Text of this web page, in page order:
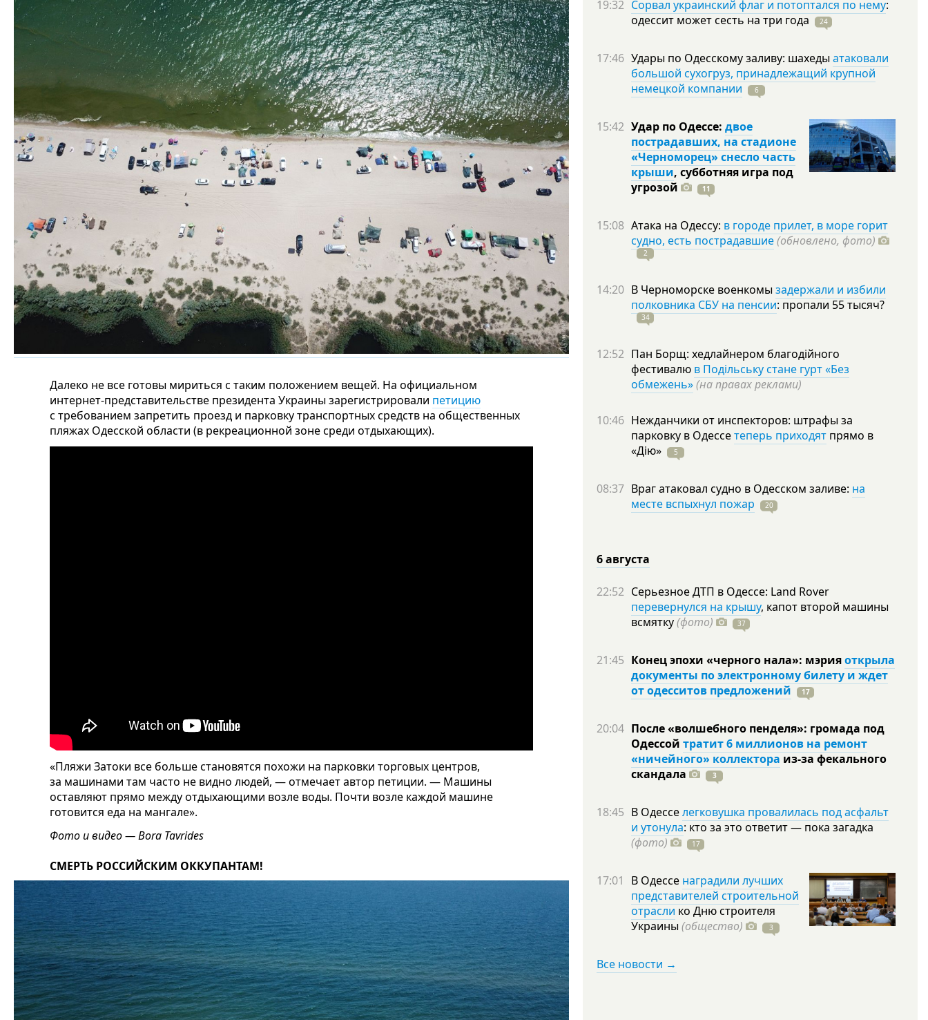
Далеко не все готовы мириться с таким положением вещей. На официальном
интернет-представительстве президента Украины зарегистрировали петицию
с требованием запретить проезд и парковку транспортных средств на общественных
пляжах Одесской области (в рекреационной зоне среди отдыхающих).
«Пляжи Затоки все больше становятся похожи на парковки торговых центров,
за машинами там часто не видно людей, — отмечает автор петиции. — Машины
оставляют прямо между отдыхающими возле воды. Почти возле каждой машине
готовится еда на мангале».
Фото и видео — Bora Tavrides
СМЕРТЬ РОССИЙСКИМ ОККУПАНТАМ!
19:32 Сорвал украинский флаг и потоптался по нему:
одессит может сесть на три года 24
17:46 Удары по Одесскому заливу: шахеды атаковали
большой сухогруз, принадлежащий крупной
немецкой компании
6
15:42 Удар по Одессе: двое
пострадавших, на стадионе
«Черноморец» снесло часть
крыши, субботняя игра под
угрозой
11
15:08 Атака на Одессу: в городе прилет, в море горит
судно, есть пострадавшие(обновлено, фото)
2
14:20 В Черноморске военкомы задержали и избили
полковника СБУ на пенсии: пропали 55тысяч?
34
12:52 Пан Борщ: хедлайнером благодійного
фестивалю в Подільську стане гурт «Без
обмежень»(на правах реклами)
10:46 Нежданчики от инспекторов: штрафы за
парковку в Одессетеперь приходят прямо в
«Дію»
5
08:37 Враг атаковал судно в Одесском заливе: на
месте вспыхнул пожар
20
6 августа
22:52 Серьезное ДТП в Одессе: Land Rover
перевернулся на крышу, капот второй машины
всмятку(фото) 37
21:45 Конец эпохи «черного нала»: мэрияоткрыла
документы по электронному билету и ждет
от одесситов предложений
17
20:04 После «волшебного пенделя»: громада под
Одессой тратит 6 миллионов на ремонт
«ничейного» коллектора из-за фекального
скандала
3
18:45 В Одесселегковушка провалилась под асфальт
и утонула: кто за это ответит — пока загадка
(фото)
17
17:01 В Одессе наградили лучших
представителей строительной
отрасли ко Дню строителя
Украины (общество) 3
Все новости →